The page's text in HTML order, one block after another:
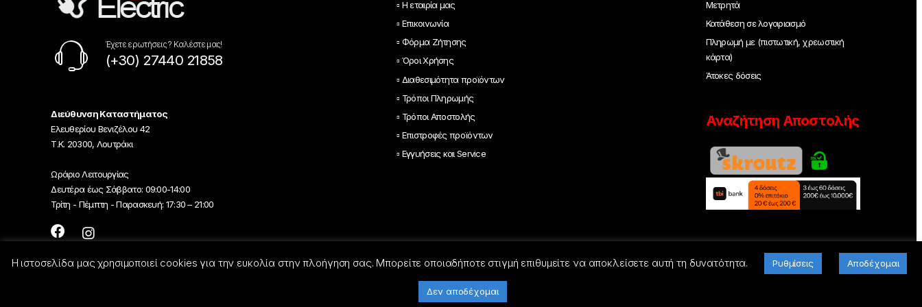
Έχετε ερωτήσεις ? Καλέστε μας!
(+30) 27440 21858
Διεύθυνση Καταστήματος
Ελευθερίου Βενιζέλου 42
Τ.Κ. 20300, Λουτράκι
Ωράριο Λειτουργίας
Δευτέρα έως Σάββατο: 09:00-14:00
Τρίτη - Πέμπτη - Παρασκευή: 17:30 – 21:00
▫ Η εταιρία μας
▫ Επικοινωνία
▫ Φόρμα Ζήτησης
▫ Όροι Χρήσης
▫ Διαθεσιμότητα προϊόντων
▫ Τρόποι Πληρωμής
▫ Τρόποι Αποστολής
▫ Επιστροφές προϊόντων
▫ Εγγυήσεις και Service
Μετρητά
Κατάθεση σε λογαριασμό
Πληρωμή με (πιστωτική, χρεωστική
κάρτα)
Άτοκες δόσεις
Αναζήτηση Αποστολής
Η ιστοσελίδα μας χρησιμοποιεί cookies για την ευκολία στην πλοήγηση σας. Μπορείτε οποιαδήποτε στιγμή επιθυμείτε να αποκλείσετε αυτή τη δυνατότητα. Ρυθμίσεις Αποδέχομαι
Δεν αποδέχομαι